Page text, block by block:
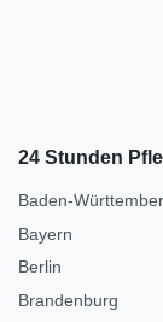
24 Stunden
Baden-
Bayern
Berlin
Brandenburg